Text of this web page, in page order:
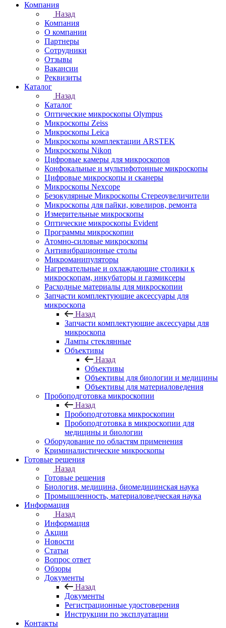
Компания
Назад
Компания
О компании
Партнеры
Сотрудники
Отзывы
Вакансии
Реквизиты
Каталог
Назад
Каталог
Оптические микроскопы Olympus
Микроскопы Zeiss
Микроскопы Leica
Микроскопы комплектации ARSTEK
Микроскопы Nikon
Цифровые камеры для микроскопов
Конфокальные и мультифотонные микроскопы
Цифровые микроскопы и сканеры
Микроскопы Nexcope
Безокулярные Микроскопы Стереоувеличители
Микроскопы для пайки, ювелиров, ремонта
Измерительные микроскопы
Оптические микроскопы Evident
Программы микроскопии
Атомно-силовые микроскопы
Антивибрационные столы
Микроманипуляторы
Нагревательные и охлаждающие столики к
микроскопам, инкубаторы и газмиксеры
Расходные материалы для микроскопии
Запчасти комплектующие аксессуары для
микроскопа
Назад
Запчасти комплектующие аксессуары для
микроскопа
Лампы стеклянные
Объективы
Назад
Объективы
Объективы для биологии и медицины
Объективы для материаловедения
Пробоподготовка микроскопии
Назад
Пробоподготовка микроскопии
Пробоподготовка в микроскопии для
медицины и биологии
Оборудование по областям применения
Криминалистические микроскопы
Готовые решения
Назад
Готовые решения
Биология, медицина, биомедицинская наука
Промышленность, материаловедческая наука
Информация
Назад
Информация
Акции
Новости
Статьи
Вопрос ответ
Обзоры
Документы
Назад
Документы
Регистрационные удостоверения
Инструкции по эксплуатации
Контакты